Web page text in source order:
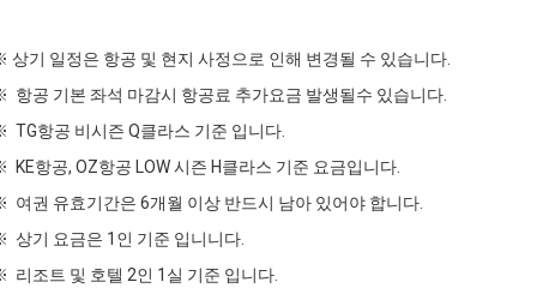
상기 일정은 항공 및 현지 사정으로 인해 변경될 수 있습니다.
항공 기본 좌석 마감시 항공료 추가요금 발생될수 있습니다.
TG항공 비시즌 Q클라스 기준 입니다.
KE항공, OZ항공 LOW 시즌 H클라스 기준 요금입니다.
여권 유효기간은 6개월 이상 반드시 남아 있어야 합니다.
상기 요금은 1인 기준 입니니다.
리조트 및 호텔 2인 1실 기준 입니다.